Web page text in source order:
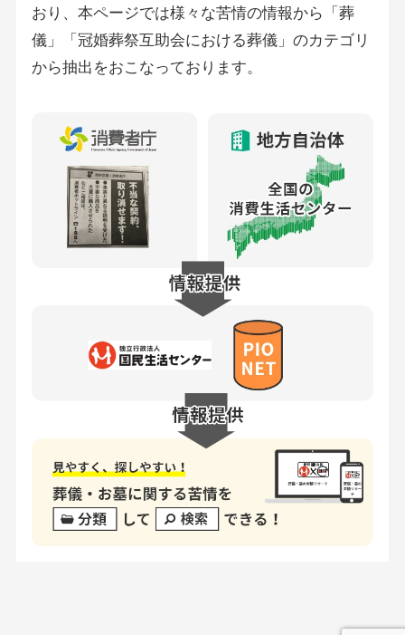
おり、本ページでは様々な苦情の情報から「葬
儀」「冠婚葬祭互助会における葬儀」のカテゴリ
から抽出をおこなっております。